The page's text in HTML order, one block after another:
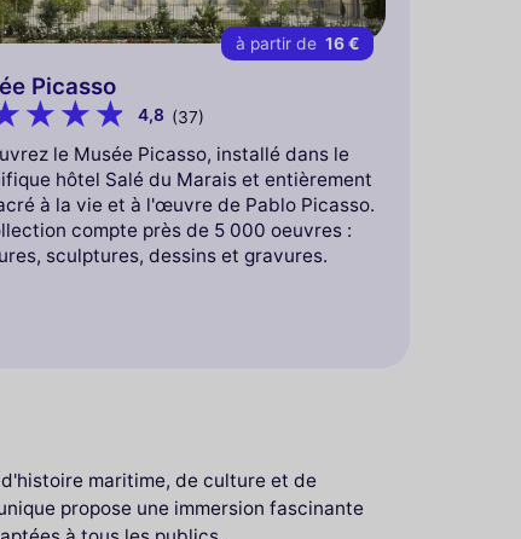
à partir de 16 €
Picasso
4,8 (37)
le Musée Picasso, installé dans le
hôtel Salé du Marais et entièrement
à la vie et à l'œuvre de Pablo Picasso.
compte près de 5 000 oeuvres :
sculptures, dessins et gravures.
maritime, de culture et de
propose une immersion fascinante